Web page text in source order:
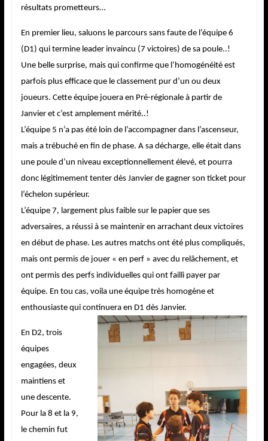
résultats prometteurs…
En premier lieu, saluons le parcours sans faute de l’équipe 6
(D1) qui termine leader invaincu (7 victoires) de sa poule..!
Une belle surprise, mais qui confirme que l’homogénéité est
parfois plus efficace que le classement pur d’un ou deux
joueurs. Cette équipe jouera en Pré-régionale à partir de
Janvier et c’est amplement mérité..!
L’équipe 5 n’a pas été loin de l’accompagner dans l’ascenseur,
mais a trébuché en fin de phase. A sa décharge, elle était dans
une poule d’un niveau exceptionnellement élevé, et pourra
donc légitimement tenter dès Janvier de gagner son ticket pour
l’échelon supérieur.
L’équipe 7, largement plus faible sur le papier que ses
adversaires, a réussi à se maintenir en arrachant deux victoires
en début de phase. Les autres matchs ont été plus compliqués,
mais ont permis de jouer « en perf » avec du relâchement, et
ont permis des perfs individuelles qui ont failli payer par
équipe. En tou cas, voila une équipe très homogène et
enthousiaste qui continuera en D1 dès Janvier.
En D2, trois
équipes
engagées, deux
maintiens et
une descente.
Pour la 8 et la 9,
le chemin fut